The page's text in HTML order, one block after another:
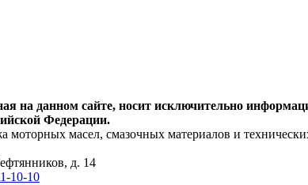
на данном сайте, носит исключительно
Федерации.
моторных масел, смазочных материалов и
д. 14
10-10